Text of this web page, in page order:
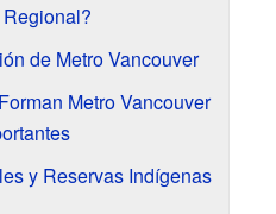
de Metro Vancouver
Metro Vancouver
y Reservas Indígenas